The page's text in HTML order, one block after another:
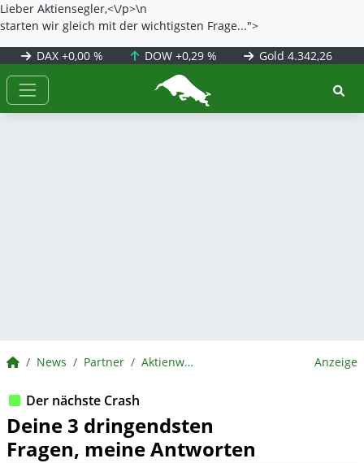
Lieber Aktiensegler,<\/p>\n
starten wir gleich mit der wichtigsten Frage...">
DAX +0,00 % DOW+0,29 % Gold 4.342,26
BörsenNEWS.de
BörsenNEWS.de
News Partner Aktienwelt360 Anzeige
Der nächste Crash
Deine 3 dringendsten
Fragen, meine Antworten